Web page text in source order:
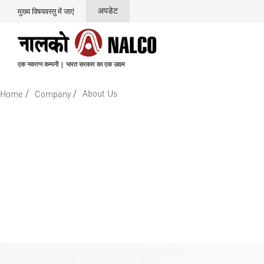
मुख्य विषयवस्तु में जाएं अपडेट
एक नवरत्न कम्पनी | भारत सरकार का एक उद्यम
Home / Company / About Us